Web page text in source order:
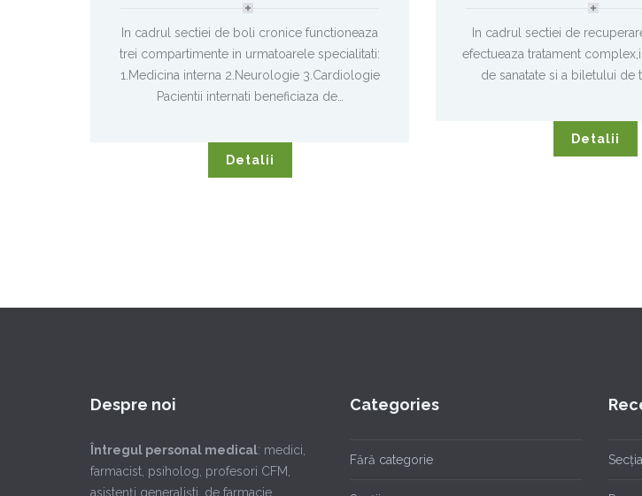
In cadrul sectiei de boli cronice functioneaza
trei compartimente in urmatoarele specialitati:
1.Medicina interna 2.Neurologie 3.Cardiologie
Pacientii internati beneficiaza de…
Detalii
In cadrul sectiei de
efectueaza tratament
de sanatate si a biletului de
Detalii
Despre noi
Întregul personal medical: medici,
farmacist, psiholog, profesori CFM,
asistenţi generalişti, de farmacie,
Categories
Fără categorie